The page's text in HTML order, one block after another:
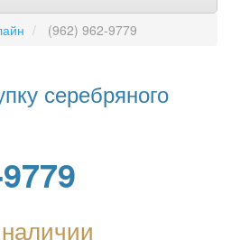
(962) 962-9779
серебряного